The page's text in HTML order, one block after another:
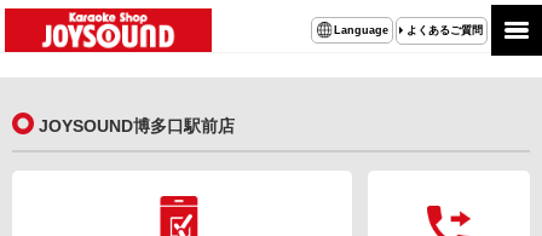
Language よくあるご質問
JOYSOUND博多口駅前店